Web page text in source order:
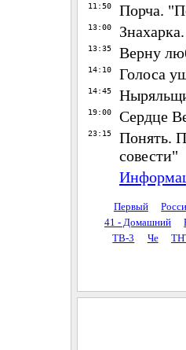
11:50 Порча.
13:00
13:35 Верну
14:10 Голоса
14:45
19:00 Сердце
23:15
Понять.
совести"
Первый
41 - Домашний
ТВ-3
Че